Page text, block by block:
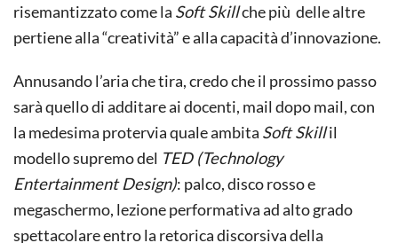
risemantizzato come la Soft Skillche più delle altre
pertiene alla “creatività” e alla capacità d’innovazione.
Annusando l’aria che tira, credo che il prossimo passo
sarà quello di additare ai docenti, mail dopo mail, con
la medesima protervia quale ambita Soft Skillil
modello supremo del TED (Technology
Entertainment Design): palco, disco rosso e
megaschermo, lezione performativa ad alto grado
spettacolare entro la retorica discorsiva della